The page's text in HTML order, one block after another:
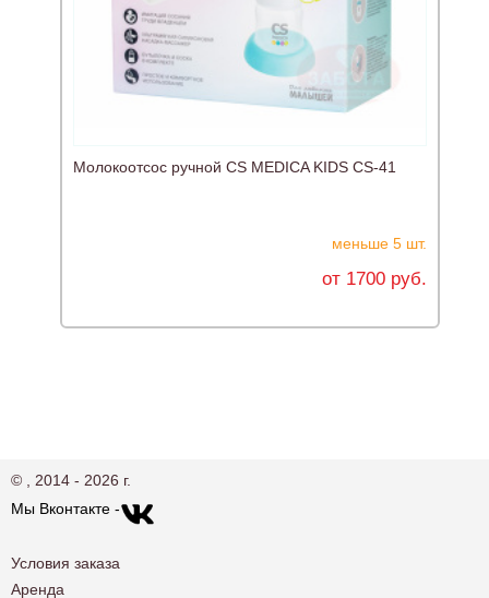
Молокоотсос ручной CS MEDICA KIDS CS-41
меньше 5 шт.
от 1700 руб.
© , 2014 - 2026 г.
Мы Вконтакте -
Условия заказа
Аренда